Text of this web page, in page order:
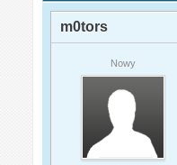
m0tors
Nowy